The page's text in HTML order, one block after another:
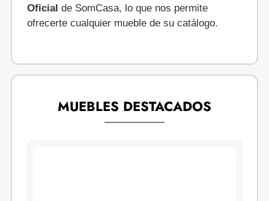
Oficial de SomCasa, lo que nos permite
ofrecerte cualquier mueble de su catálogo.
MUEBLES DESTACADOS